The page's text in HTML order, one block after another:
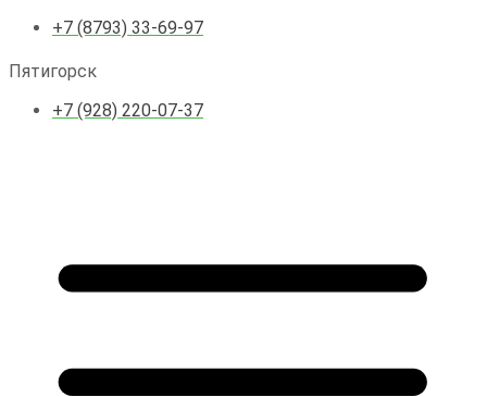
+7 (8793) 33-69-97
Пятигорск
+7 (928) 220-07-37